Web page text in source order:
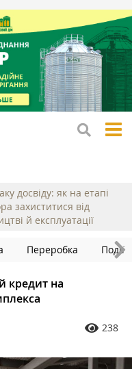
досвіду: як на етапі
захиститися від
й експлуатації
Переробка Події
кредит на
238